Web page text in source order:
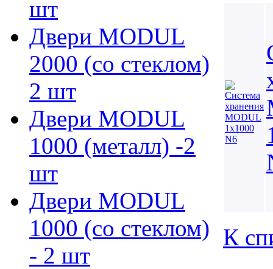
шт
Двери MODUL
2000 (со стеклом)
2 шт
Двери MODUL
1000 (металл) -2
шт
Двери MODUL
1000 (со стеклом)
- 2 шт
К